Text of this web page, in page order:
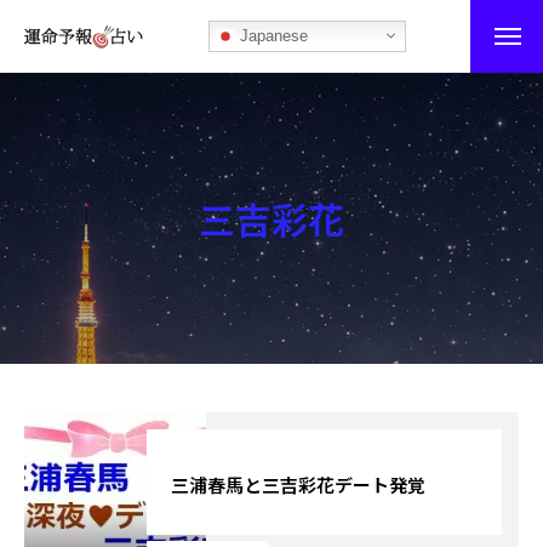
Japanese
運命予報占い
運命予報占いとは
あなたの所属部屋を探そう！
最恐の相性占い
秘伝公開！吉凶カレンダー
ブログ
お知らせ
三吉彩花
三浦春馬と三吉彩花デート発覚